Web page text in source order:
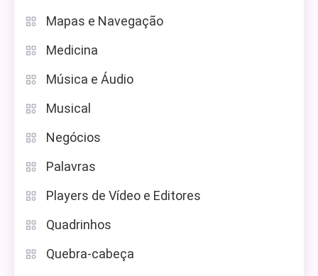
Mapas e Navegação
Medicina
Música e Áudio
Musical
Negócios
Palavras
Players de Vídeo e Editores
Quadrinhos
Quebra-cabeça